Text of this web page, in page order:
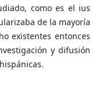
como es el ius
de la mayoría
existentes entonces
y difusión